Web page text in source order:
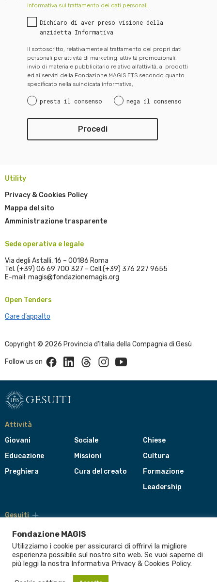
Informativa sul trattamento dei dati personali
Dichiaro di aver preso visione della
anzidetta Informativa
Il sottoscritto, relativamente al trattamento dei propri dati
personali per attività di marketing, attività promozionali,
invio di materiale pubblicitario relativo all’attività, ai prodotti
ed ai servizi della Fondazione MAGIS ETS secondo quanto
specificato nella suindicata informativa,
presta il consenso nega il consenso
Utility
Privacy & Cookies Policy
Mappa del sito
Amministrazione trasparente
Sede operativa e legale
Via degli Astalli, 16 – 00186 Roma
Tel. (+39) 06 69 700 327 – Cell.(+39) 376 227 9655
E-mail: magis@fondazionemagis.org
Open Tenders
Gare d’appalto
Copyright © 2026 Provincia d’Italia della Compagnia di Gesù
Follow us on FacebookLinkedinThreadsInstagramYoutube
gesuiti
Attività
Giovani
Educazione
Preghiera
Sociale
Missioni
Cura del creato
Chiese
Cultura
Formazione
Leadership
Gesuiti
di
navigazione
del
footer
Compagnia di Gesù
CEP - Conferenza delle Province Europee
Provincia Euro-Mediterranea
Fondazione MAGIS
Utilizziamo i cookie per assicurarci di offrirvi la migliore
esperienza possibile sul nostro sito web. Se vuoi saperne di
più leggi la nostra Informativa Privacy & Cookies Policy.